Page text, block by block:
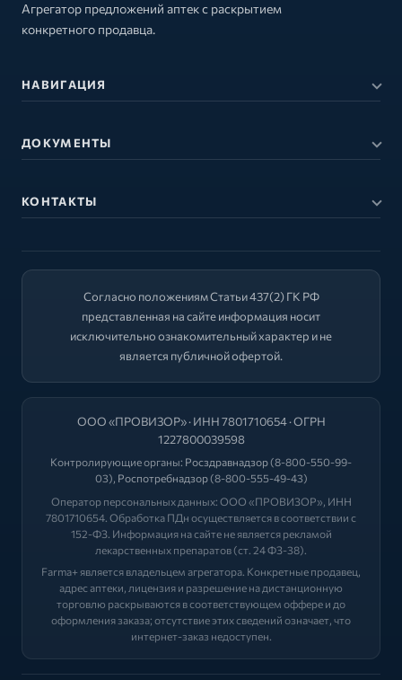
Агрегатор предложений аптек с раскрытием
конкретного продавца.
НАВИГАЦИЯ
ДОКУМЕНТЫ
КОНТАКТЫ
Согласно положениям Статьи 437(2) ГК РФ
представленная на сайте информация носит
исключительно ознакомительный характер и не
является публичной офертой.
ООО «ПРОВИЗОР» · ИНН 7801710654 · ОГРН
1227800039598
Контролирующие органы: Росздравнадзор(8-800-550-99-
03), Роспотребнадзор(8-800-555-49-43)
Оператор персональных данных: ООО «ПРОВИЗОР», ИНН
7801710654. Обработка ПДн осуществляется в соответствии с
152-ФЗ. Информация на сайте не является рекламой
лекарственных препаратов (ст. 24 ФЗ-38).
Farma+ является владельцем агрегатора. Конкретные продавец,
адрес аптеки, лицензия и разрешение на дистанционную
торговлю раскрываются в соответствующем оффере и до
оформления заказа; отсутствие этих сведений означает, что
интернет-заказ недоступен.